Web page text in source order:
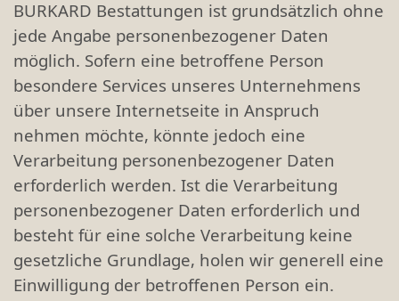
BURKARD Bestattungen ist grundsätzlich ohne
jede Angabe personenbezogener Daten
möglich. Sofern eine betroffene Person
besondere Services unseres Unternehmens
über unsere Internetseite in Anspruch
nehmen möchte, könnte jedoch eine
Verarbeitung personenbezogener Daten
erforderlich werden. Ist die Verarbeitung
personenbezogener Daten erforderlich und
besteht für eine solche Verarbeitung keine
gesetzliche Grundlage, holen wir generell eine
Einwilligung der betroffenen Person ein.